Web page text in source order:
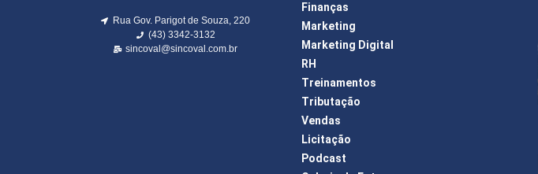
Rua Gov. Parigot de Souza, 220
(43) 3342-3132
sincoval@sincoval.com.br
Finanças
Marketing
Marketing Digital
RH
Treinamentos
Tributação
Vendas
Licitação
Podcast